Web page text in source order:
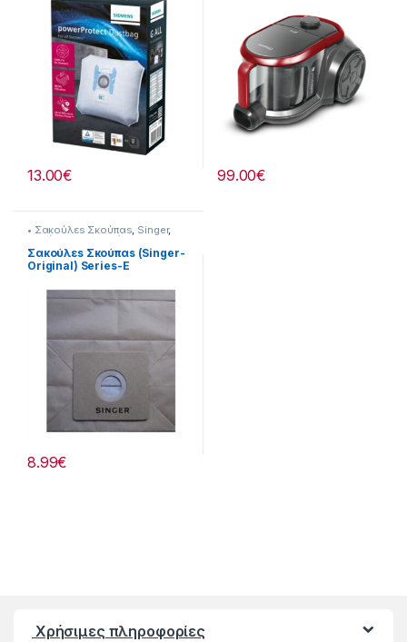
13.00€ 99.00€
• Σακούλεs Σκούπαs, Singer,
Σκούπισμα & Καθάρισμα
Σακούλεs Σκούπαs (Singer-
Original) Series-E
8.99€
Χρήσιμες πληροφορίες